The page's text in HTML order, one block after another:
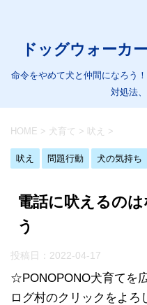
ドッグウォーカ
命令をやめて犬と仲間になろう
対処法
HOME > 犬育て > 吠え >
吠え 問題行動 犬の気持ち
電話に吠えるの
う
投稿日： 2022-04-17
☆PONOPONO犬育てを
ログ村のクリックをよろ